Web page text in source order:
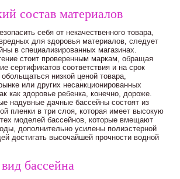
состав материалов
себя от некачественного товара,
вредных для здоровья материалов, следует
в специализированных магазинах.
стоит проверенным маркам, обращая
сертификатов соответствия и на срок
низкой ценой товара,
или других несанкционированных
как здоровье ребенка, конечно, дороже.
надувные дачные бассейны состоят из
пленки в три слоя, которая имеет высокую
моделей бассейнов, которые вмещают
дополнительно усилены полиэстерной
достигать высочайшей прочности водной
бассейна